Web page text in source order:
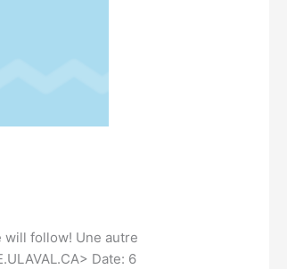
will follow! Une autre
Date: 6